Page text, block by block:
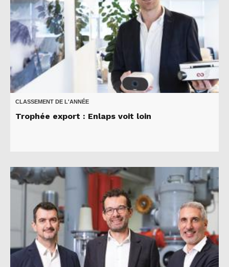
CLASSEMENT DE L'ANNÉE
Trophée export : Enlaps voit loin